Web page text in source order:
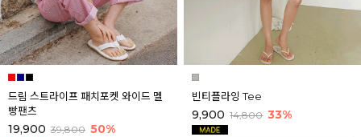
드림 스트라이프 패치포켓 와이드 멜
빵팬츠
19,900 39,800 50%
빈티플라잉 Tee
9,900 14,800 33%